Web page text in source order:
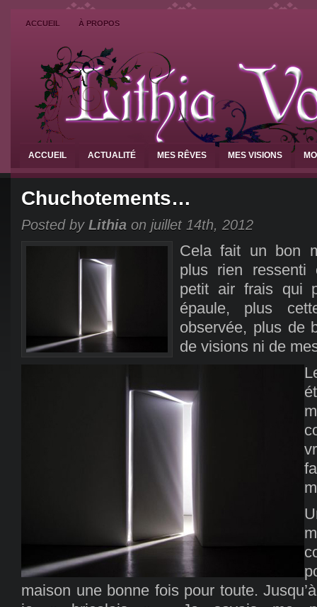
ACCUEIL À PROPOS
ACCUEIL ACTUALITÉ MES RÊVES MES VISIONS
Chuchotements…
Posted by Lithia on juillet 14th, 2012
Cela fait un bon
plus rien
petit air frais qui
épaule, plus
observée, plus de
de visions ni de
maison une bonne fois pour toute.